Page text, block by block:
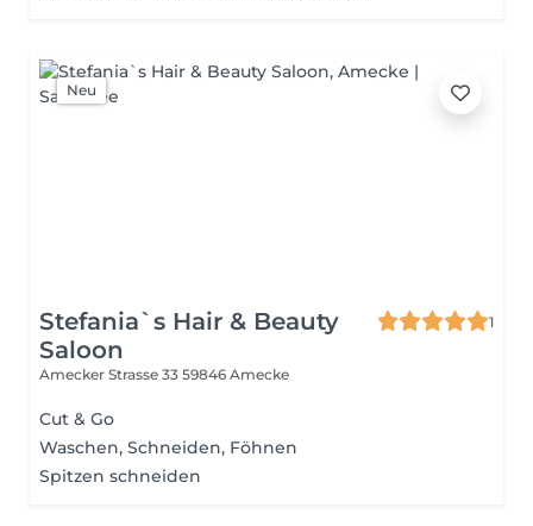
Neu
Stefania`s Hair & Beauty
Saloon
1
Amecker Strasse 33 59846 Amecke
Cut & Go
Waschen, Schneiden, Föhnen
Spitzen schneiden